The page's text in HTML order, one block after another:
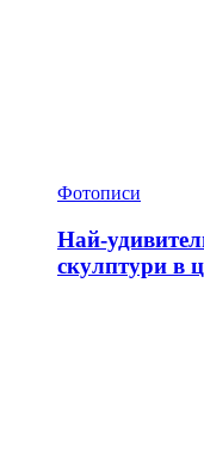
Фотописи
Най-
скулптури в